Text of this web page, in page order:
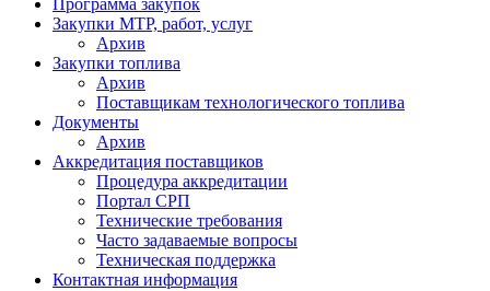
Программа закупок
Закупки МТР, работ, услуг
Архив
Закупки топлива
Архив
Поставщикам технологического топлива
Документы
Архив
Аккредитация поставщиков
Процедура аккредитации
Портал СРП
Технические требования
Часто задаваемые вопросы
Техническая поддержка
Контактная информация